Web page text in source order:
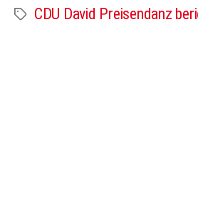
Schlagwörter
CDU David Preisendanz